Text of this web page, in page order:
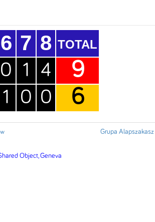
6
0
1
7
1
0
8
4
0
TOTAL
9
6
Grupa Alapszakasz
Object, Geneva